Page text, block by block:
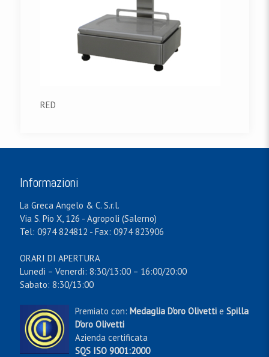
RED
Informazioni
La Greca Angelo & C. S.r.l.
Via S. Pio X, 126 - Agropoli (Salerno)
Tel: 0974 824812 - Fax: 0974 823906
ORARI DI APERTURA
Lunedì – Venerdì: 8:30/13:00 – 16:00/20:00
Sabato: 8:30/13:00
Premiato con: Medaglia D'oro Olivetti e Spilla
D'oro Olivetti
Azienda certificata
SQS ISO 9001:2000